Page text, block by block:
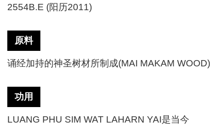
2554B.E (阳历2011)
原料
诵经加持的神圣树材所制成(MAI MAKAM WOOD)
功用
LUANG PHU SIM WAT LAHARN YAI是当今